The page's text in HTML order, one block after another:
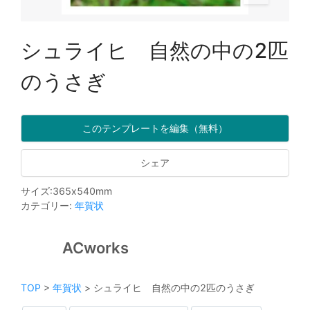
シュライヒ 自然の中の2匹
のうさぎ
このテンプレートを編集（無料）
シェア
サイズ:365x540mm
カテゴリー: 年賀状
ACworks
TOP > 年賀状 > シュライヒ 自然の中の2匹のうさぎ